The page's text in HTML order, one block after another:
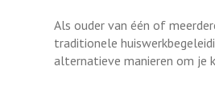
Als ouder van één of
traditionele
alternatieve manieren om je